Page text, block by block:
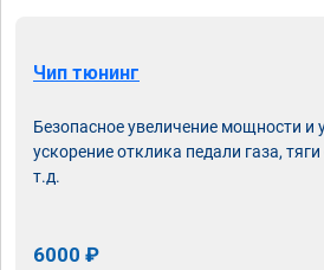
Чип тюнинг
Безопасное увеличение мощности и
ускорение отклика педали газа,
т.д.
6000 ₽